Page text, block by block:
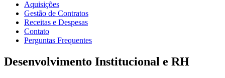
Aquisições
Gestão de Contratos
Receitas e Despesas
Contato
Perguntas Frequentes
Desenvolvimento Institucional e RH